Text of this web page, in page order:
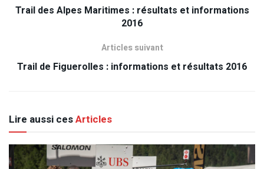
Trail des Alpes Maritimes : résultats et informations
2016
Articles suivant
Trail de Figuerolles : informations et résultats 2016
Lire aussi cesArticles